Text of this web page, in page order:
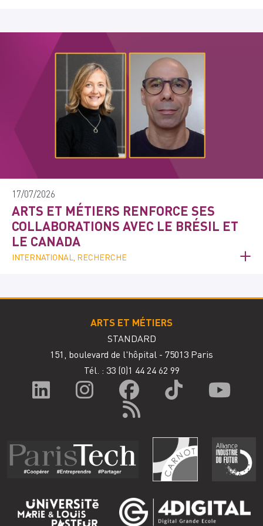
17/07/2026
ARTS ET MÉTIERS RENFORCE SES
COLLABORATIONS AVEC LE BRÉSIL ET
LE CANADA
INTERNATIONAL, RECHERCHE
ARTS ET MÉTIERS
STANDARD
151, boulevard de l'hôpital - 75013 Paris
Tél. : 33 (0)1 44 24 62 99